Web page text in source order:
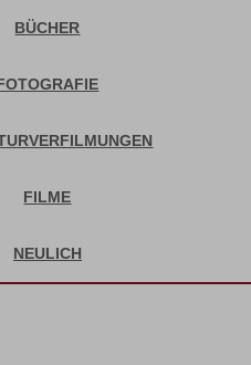
BÜCHER
FILME
NEULICH